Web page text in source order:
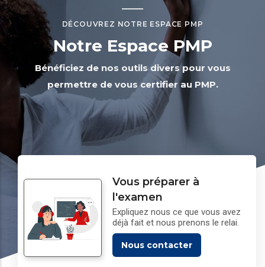
DÉCOUVREZ NOTRE ESPACE PMP
Notre Espace PMP
Bénéficiez de nos outils divers pour vous
permettre de vous certifier au PMP.
Vous préparer à
l'examen
Expliquez nous ce que vous avez
déjà fait et nous prenons le relai.
Nous contacter